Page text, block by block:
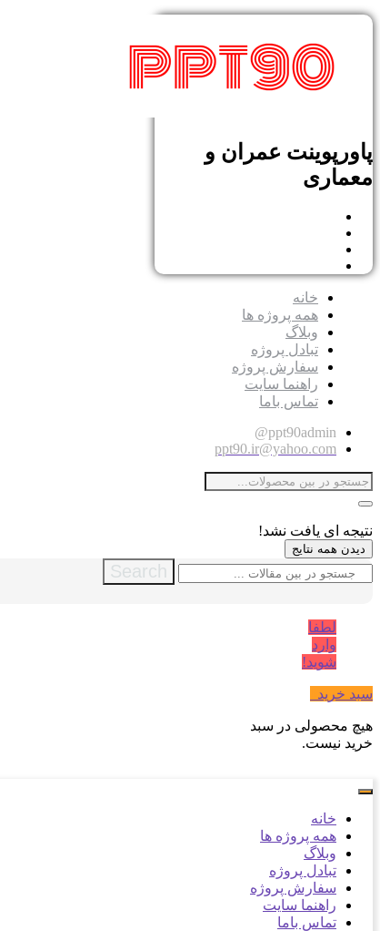
پاورپوینت عمران و
معماری
خانه
همه پروژه ها
وبلاگ
تبادل پروژه
سفارش پروژه
راهنما سایت
تماس باما
ppt90admin@
ppt90.ir@yahoo.com
نتیجه ای یافت نشد!
دیدن همه نتایج
Search
لطفا
وارد
شوید!
سبد خرید
هیچ محصولی در سبد
خرید نیست.
خانه
همه پروژه ها
وبلاگ
تبادل پروژه
سفارش پروژه
راهنما سایت
تماس باما